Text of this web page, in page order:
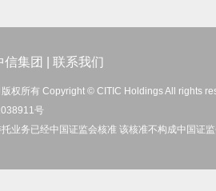
信集团 联系我们
权所有 Copyright © CITIC Holdings All rights
号
业务已经中国证监会核准 该核准不构成中国证